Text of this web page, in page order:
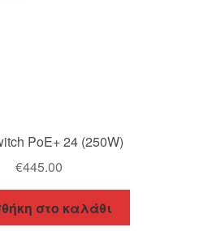
PoE+ 24 (250W)
€445.00
στο καλάθι